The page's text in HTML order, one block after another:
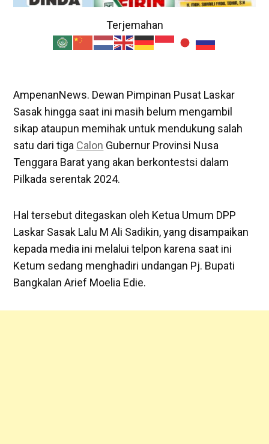
Terjemahan
AmpenanNews. Dewan Pimpinan Pusat Laskar
Sasak hingga saat ini masih belum mengambil
sikap ataupun memihak untuk mendukung salah
satu dari tiga Calon Gubernur Provinsi Nusa
Tenggara Barat yang akan berkontestsi dalam
Pilkada serentak 2024.
Hal tersebut ditegaskan oleh Ketua Umum DPP
Laskar Sasak Lalu M Ali Sadikin, yang disampaikan
kepada media ini melalui telpon karena saat ini
Ketum sedang menghadiri undangan Pj. Bupati
Bangkalan Arief Moelia Edie.